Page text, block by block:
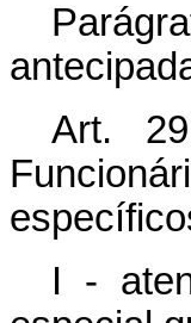
Art.
I -